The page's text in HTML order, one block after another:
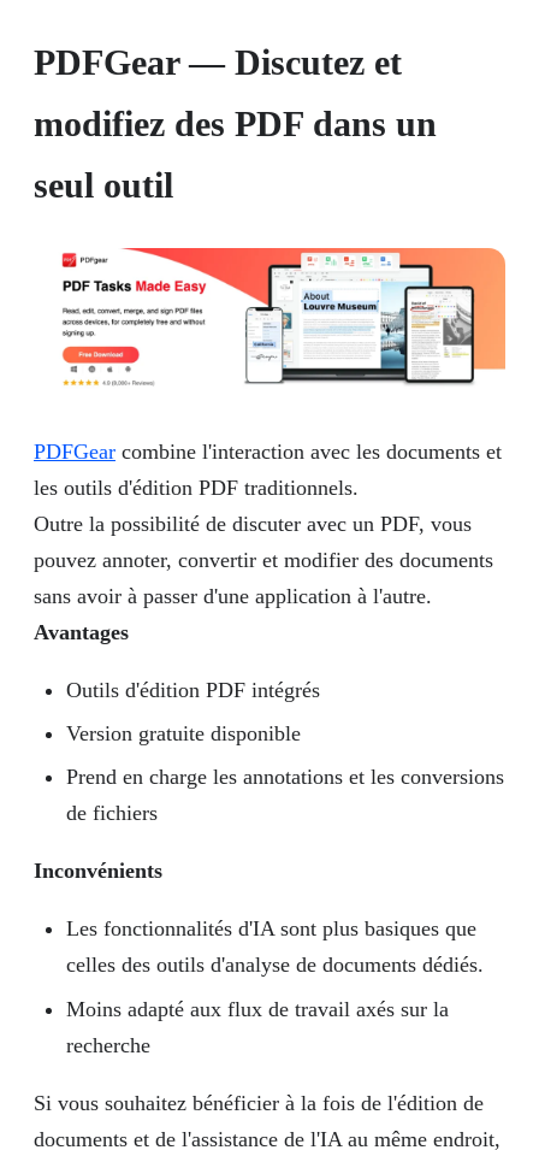
PDFGear —Discutez et
modifiez des PDF dans un
seul outil
PDFGear combine l'interaction avec les documents et
les outils d'édition PDF traditionnels.
Outre la possibilité de discuter avec un PDF, vous
pouvez annoter, convertir et modifier des documents
sans avoir à passer d'une application à l'autre.
Avantages
Outils d'édition PDF intégrés
Version gratuite disponible
Prend en charge les annotations et les conversions
de fichiers
Inconvénients
Les fonctionnalités d'IA sont plus basiques que
celles des outils d'analyse de documents dédiés.
Moins adapté aux flux de travail axés sur la
recherche
Si vous souhaitez bénéficier à la fois de l'édition de
documents et de l'assistance de l'IA au même endroit,